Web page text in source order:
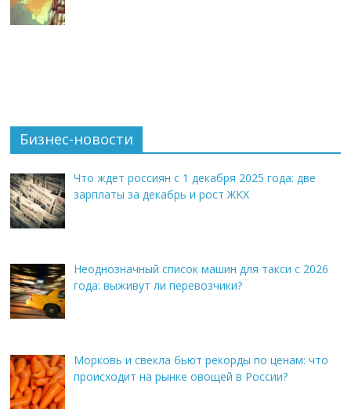
Бизнес-новости
Что ждет россиян с 1 декабря 2025 года: две
зарплаты за декабрь и рост ЖКХ
Неоднозначный список машин для такси с 2026
года: выживут ли перевозчики?
Морковь и свекла бьют рекорды по ценам: что
происходит на рынке овощей в России?